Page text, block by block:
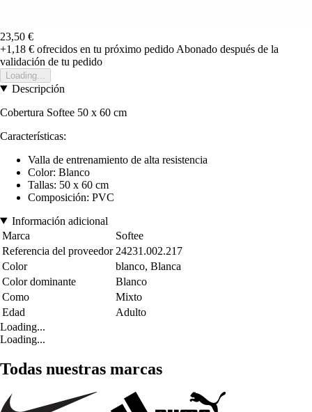
23,50 €
+1,18 € ofrecidos en tu próximo pedido Abonado después de la
validación de tu pedido
Loading...
Descripción
Cobertura Softee 50 x 60 cm
Características:
Valla de entrenamiento de alta resistencia
Color: Blanco
Tallas: 50 x 60 cm
Composición: PVC
Información adicional
Marca
Softee
Referencia del proveedor 24231.002.217
Color
blanco, Blanca
Color dominante
Blanco
Como
Mixto
Edad
Adulto
Loading...
Loading...
Todas nuestras marcas